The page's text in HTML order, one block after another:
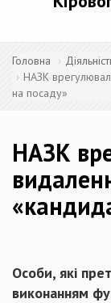
Головна
НАЗК
на посаду»
НАЗК
Особи, які
виконанням